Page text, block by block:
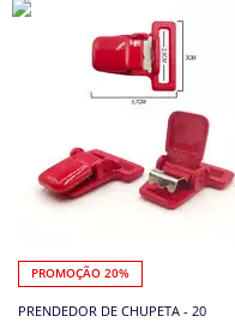
PROMOÇÃO 20%
PRENDEDOR DE CHUPETA - 20